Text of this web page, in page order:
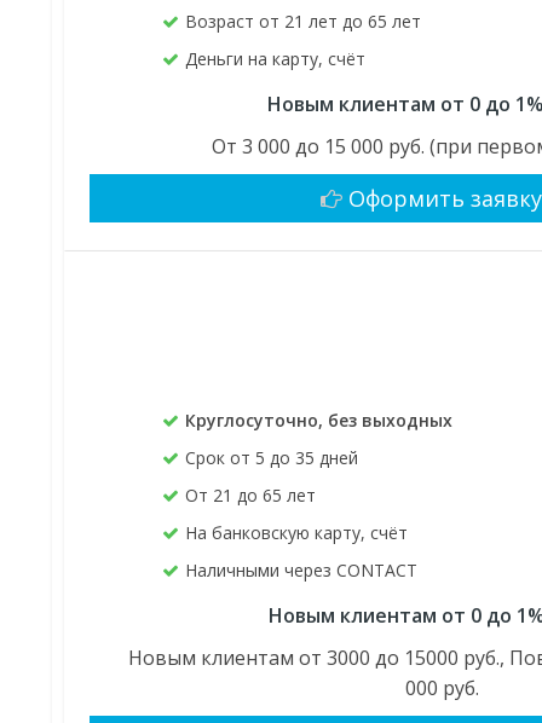
Возраст от 21 лет до 65 лет
Деньги на карту, счёт
Новым клиентам от 0 до
От 3 000 до 15 000 руб. (при
Оформить заявку
Круглосуточно, без выходных
Срок от 5 до 35 дней
От 21 до 65 лет
На банковскую карту, счёт
Наличными через CONTACT
Новым клиентам от 0 до
Новым клиентам от 3000 до 15000 руб.,
000 руб.